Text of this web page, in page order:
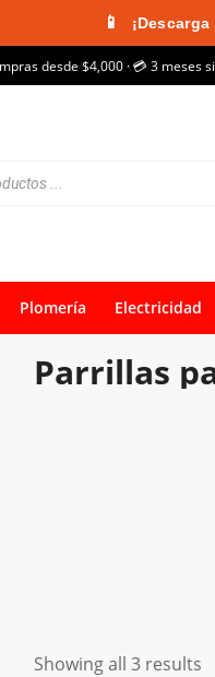
📱
desde $4,000 · 💳 3 meses
Plomería Electricidad
Parrillas
Showing all 3 results